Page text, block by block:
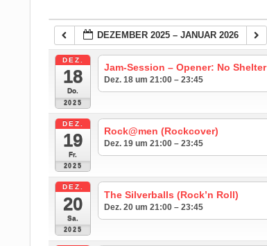
DEZEMBER 2025 – JANUAR 2026
DEZ.
18
Do.
2025
Jam-Session – Opener: No Shelter
Dez. 18 um 21:00 – 23:45
DEZ.
19
Fr.
2025
Rock@men (Rockcover)
Dez. 19 um 21:00 – 23:45
DEZ.
20
Sa.
2025
The Silverballs (Rock’n Roll)
Dez. 20 um 21:00 – 23:45